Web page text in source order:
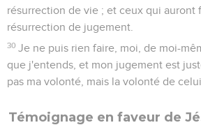
résurrection de vie ; et ceux qui auront
résurrection de jugement.
30 Je ne puis rien faire, moi, de moi-
que j'entends, et mon jugement est
pas ma volonté, mais la volonté de
Témoignage en faveur de